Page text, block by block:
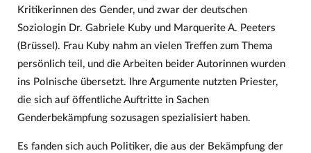
Kritikerinnen des Gender, und zwar der deutschen
Soziologin Dr. Gabriele Kuby und Marquerite A. Peeters
(Brüssel). Frau Kuby nahm an vielen Treffen zum Thema
persönlich teil, und die Arbeiten beider Autorinnen wurden
ins Polnische übersetzt. Ihre Argumente nutzten Priester,
die sich auf öffentliche Auftritte in Sachen
Genderbekämpfung sozusagen spezialisiert haben.
Es fanden sich auch Politiker, die aus der Bekämpfung der